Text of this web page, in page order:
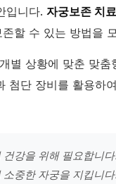
입니다. 자궁보존 치료
할 수 있는 방법을
별 상황에 맞춘 맞
첨단 장비를 활용하
강을 위해 필요합니
중한 자궁을 지킵니